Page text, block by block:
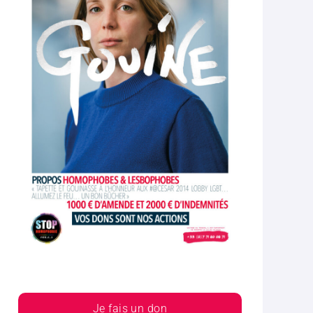
Je fais un don